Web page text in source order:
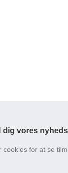
dig vores
cookies for at se